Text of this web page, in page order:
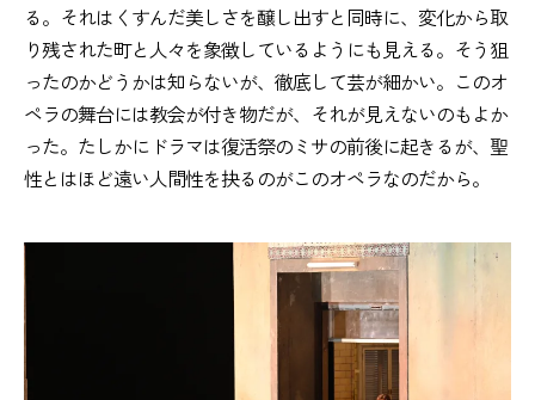
る。それはくすんだ美しさを醸し出すと同時に、変化から取
り残された町と人々を象徴しているようにも見える。そう狙
ったのかどうかは知らないが、徹底して芸が細かい。このオ
ペラの舞台には教会が付き物だが、それが見えないのもよか
った。たしかにドラマは復活祭のミサの前後に起きるが、聖
性とはほど遠い人間性を抉るのがこのオペラなのだから。